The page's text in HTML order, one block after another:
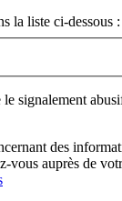
la liste ci-dessous :
signalement
des
vous auprès de